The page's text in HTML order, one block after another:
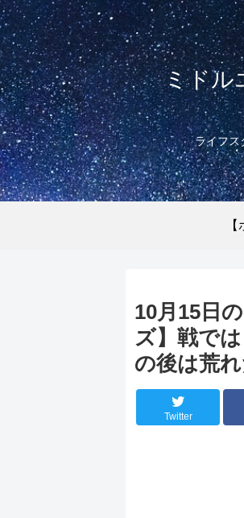
ミドル
ライフス
10月15日
ズ】戦で
の後は荒
Twitter